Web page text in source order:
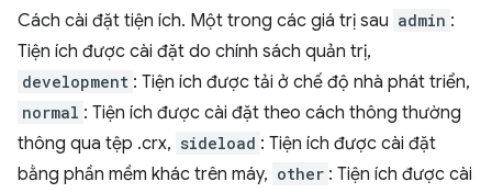
Cách cài đặt tiện ích. Một trong các giá trị sau admin :
Tiện ích được cài đặt do chính sách quản trị,
development : Tiện ích được tải ở chế độ nhà phát triển,
normal : Tiện ích được cài đặt theo cách thông thường
thông qua tệp .crx, sideload : Tiện ích được cài đặt
bằng phần mềm khác trên máy, other : Tiện ích được cài